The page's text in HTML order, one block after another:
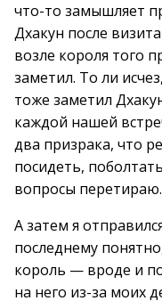
что-то замышляет
Дхакун после
возле короля того
заметил. То ли
тоже заметил
каждой нашей
два призрака, что
посидеть,
вопросы перетираю.
А затем я
последнему
король — вроде и
на него из-за моих